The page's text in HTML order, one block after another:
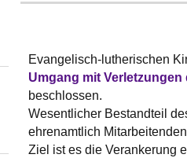
Evangelisch-lutherischen
Umgang mit
beschlossen.
Wesentlicher Bestandteil
ehrenamtlich
Ziel ist es die Verankerung